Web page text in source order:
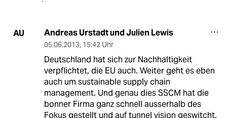
AU Andreas Urstadt und Julien Lewis
05.06.2013, 15:42 Uhr
Deutschland hat sich zur Nachhaltigkeit
verpflichtet, die EU auch. Weiter geht es eben
auch um sustainable supply chain
management. Und genau dies SSCM hat die
bonner Firma ganz schnell ausserhalb des
Fokus gestellt und auf tunnel vision geswitcht.